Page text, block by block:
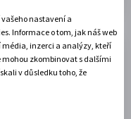
Josefa
nastavení a
Informace o tom, jak náš web
média, inzerci a analýzy, kteří
mohou zkombinovat s dalšími
v důsledku toho, že